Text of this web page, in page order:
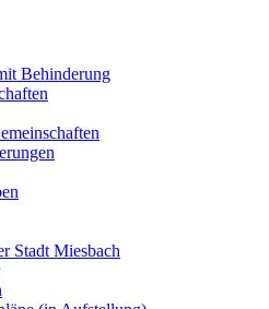
Behinderung
Stadt Miesbach